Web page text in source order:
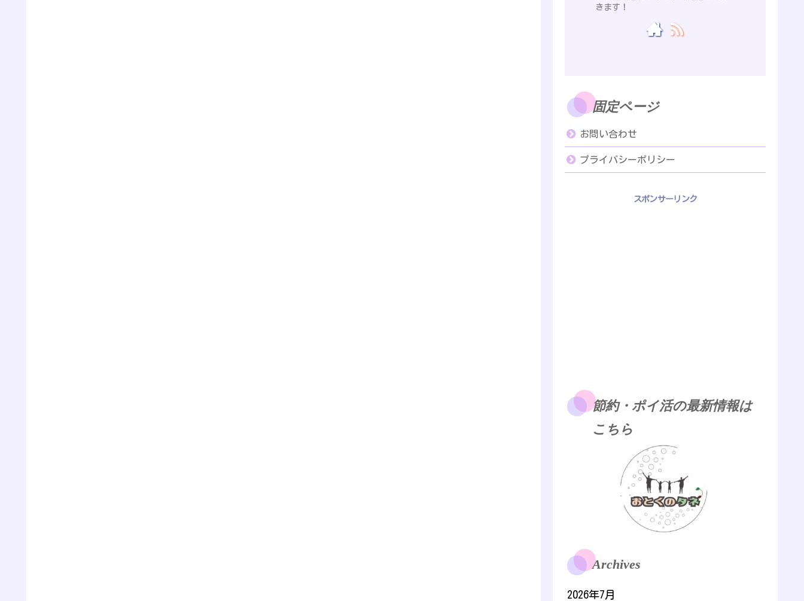
きます！
固定ページ
お問い合わせ
プライバシーポリシー
スポンサーリンク
節約・ポイ活の最新情報は
こちら
Archives
2026年7月